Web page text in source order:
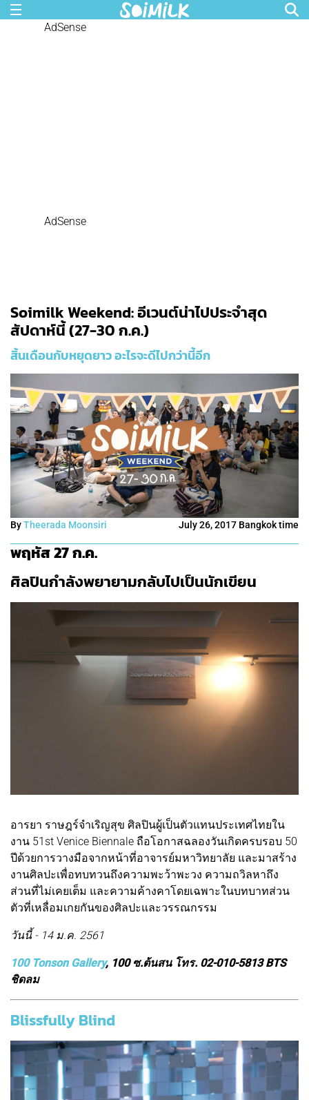
AdSense
AdSense
Soimilk Weekend: อีเวนต์น่าไปประจำสุด
สัปดาห์นี้ (27-30 ก.ค.)
สิ้นเดือนกับหยุดยาว อะไรจะดีไปกว่านี้อีก
ByTheerada Moonsiri July 26, 2017 Bangkok time
พฤหัส 27 ก.ค.
ศิลปินกำลังพยายามกลับไปเป็นนักเขียน
อารยา ราษฎร์จำเริญสุข ศิลปินผู้เป็นตัวแทนประเทศไทยใน
งาน 51st Venice Biennale ถือโอกาสฉลองวันเกิดครบรอบ 50
ปีด้วยการวางมือจากหน้าที่อาจารย์มหาวิทยาลัย และมาสร้าง
งานศิลปะเพื่อทบทวนถึงความพะว้าพะวง ความถวิลหาถึง
ส่วนที่ไม่เคยเต็ม และความค้างคาโดยเฉพาะในบทบาทส่วน
ตัวที่เหลื่อมเกยกันของศิลปะและวรรณกรรม
วันนี้ - 14 ม.ค. 2561
100 Tonson Gallery, 100 ซ.ต้นสน โทร. 02-010-5813 BTS
ชิดลม
Blissfully Blind